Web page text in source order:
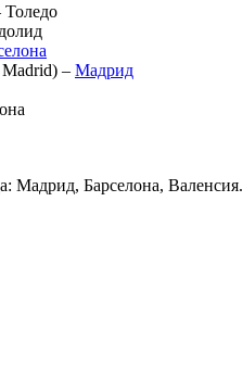
Толедо
– Мадрид
Мадрид, Барселона, Валенсия.